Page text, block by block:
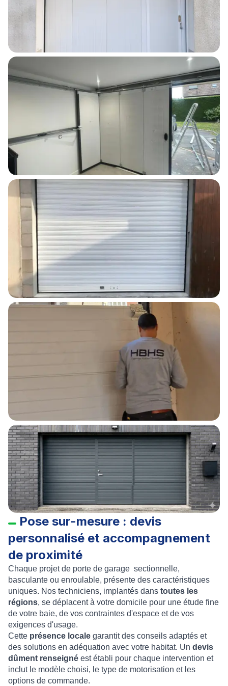
Pose sur-mesure : devis
personnalisé et accompagnement
de proximité
Chaque projet de porte de garage sectionnelle,
basculante ou enroulable, présente des caractéristiques
uniques. Nos techniciens, implantés dans toutes les
régions, se déplacent à votre domicile pour une étude fine
de votre baie, de vos contraintes d'espace et de vos
exigences d'usage.
Cette présence locale garantit des conseils adaptés et
des solutions en adéquation avec votre habitat. Un devis
dûment renseigné est établi pour chaque intervention et
inclut le modèle choisi, le type de motorisation et les
options de commande.